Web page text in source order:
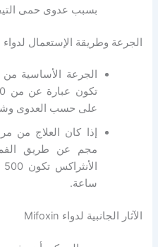
بسبب عدوى حمى
الجرعة وطريقة الإستعمال
الجرعة الأساسية
على حسب العدوى
مجم عن طريق
ساعة.
الآثار الجانبية لدواء Mifoxin